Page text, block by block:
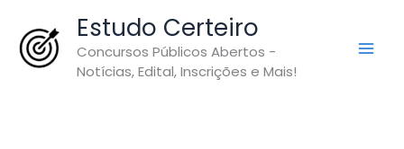
para
Estudo Certeiro
Concursos Públicos Abertos -
Notícias, Edital, Inscrições e Mais!